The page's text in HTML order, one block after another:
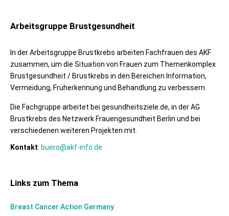
Arbeitsgruppe Brustgesundheit
In der Arbeitsgruppe Brustkrebs arbeiten Fachfrauen des AKF
zusammen, um die Situation von Frauen zum Themenkomplex
Brustgesundheit / Brustkrebs in den Bereichen Information,
Vermeidung, Früherkennung und Behandlung zu verbessern.
Die Fachgruppe arbeitet bei gesundheitsziele.de, in der AG
Brustkrebs des Netzwerk Frauengesundheit Berlin und bei
verschiedenen weiteren Projekten mit.
Kontakt: buero@akf-info.de
Links zum Thema
Breast Cancer Action Germany